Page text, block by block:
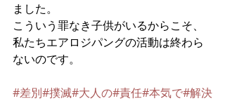
ました。
こういう罪なき子供がいるからこそ、
私たちエアロジパングの活動は終わら
ないのです。
#差別#撲滅#大人の#責任#本気で#解決